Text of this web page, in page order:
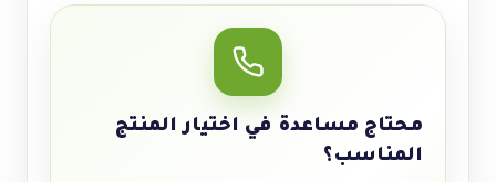
محتاج مساعدة في اختيار المنتج
المناسب؟